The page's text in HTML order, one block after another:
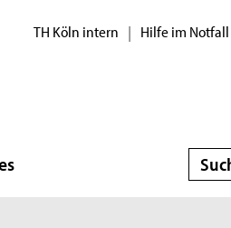
TH Köln intern | Hilfe im Notfall
Suche